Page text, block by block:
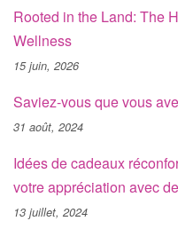
Rooted in the Land: The
Wellness
15 juin, 2026
Saviez-vous que vous
31 août, 2024
Idées de cadeaux
votre appréciation avec
13 juillet, 2024